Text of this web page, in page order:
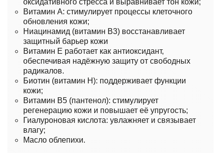
оксидативного стресса и выравнивает тон кожи;
Витамин А: стимулирует процессы клеточного
обновления кожи;
Ниацинамид (витамин B3) восстанавливает
защитный барьер кожи
Витамин E работает как антиоксидант,
обеспечивая надёжную защиту от свободных
радикалов.
Биотин (витамин Н): поддерживает функции
кожи;
Витамин B5 (пантенол): стимулирует
регенерацию кожи и повышает её упругость;
Гиалуроновая кислота: увлажняет и связывает
влагу;
Масло облепихи.